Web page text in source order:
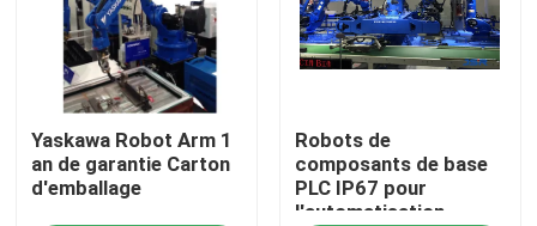
Nouvelles
Cas
Yaskawa Robot Arm 1
an de garantie Carton
d'emballage
Robots de
composants de base
PLC IP67 pour
l'automatisation